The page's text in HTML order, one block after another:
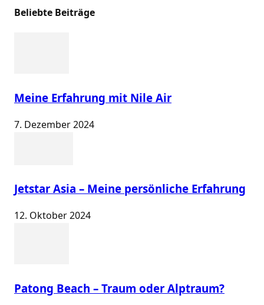
Beliebte Beiträge
Meine Erfahrung mit Nile Air
7. Dezember 2024
Jetstar Asia – Meine persönliche Erfahrung
12. Oktober 2024
Patong Beach – Traum oder Alptraum?